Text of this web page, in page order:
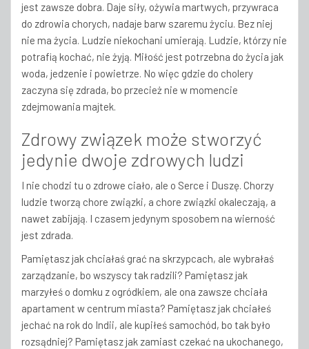
jest zawsze dobra. Daje siły, ożywia martwych, przywraca
do zdrowia chorych, nadaje barw szaremu życiu. Bez niej
nie ma życia. Ludzie niekochani umierają. Ludzie, którzy nie
potrafią kochać, nie żyją. Miłość jest potrzebna do życia jak
woda, jedzenie i powietrze. No więc gdzie do cholery
zaczyna się zdrada, bo przecież nie w momencie
zdejmowania majtek.
Zdrowy związek może stworzyć
jedynie dwoje zdrowych ludzi
I nie chodzi tu o zdrowe ciało, ale o Serce i Duszę. Chorzy
ludzie tworzą chore związki, a chore związki okaleczają, a
nawet zabijają. I czasem jedynym sposobem na wierność
jest zdrada.
Pamiętasz jak chciałaś grać na skrzypcach, ale wybrałaś
zarządzanie, bo wszyscy tak radzili? Pamiętasz jak
marzyłeś o domku z ogródkiem, ale ona zawsze chciała
apartament w centrum miasta? Pamiętasz jak chciałeś
jechać na rok do Indii, ale kupiłeś samochód, bo tak było
rozsądniej? Pamiętasz jak zamiast czekać na ukochanego,